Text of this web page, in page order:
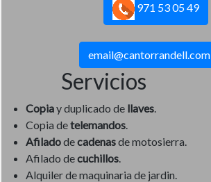
971 53 05 49
email@cantorrandell.com
Servicios
Copiay duplicado de llaves.
Copia detelemandos.
Afiladodecadenasde motosierra.
Afilado decuchillos.
Alquiler de maquinaria de jardin.